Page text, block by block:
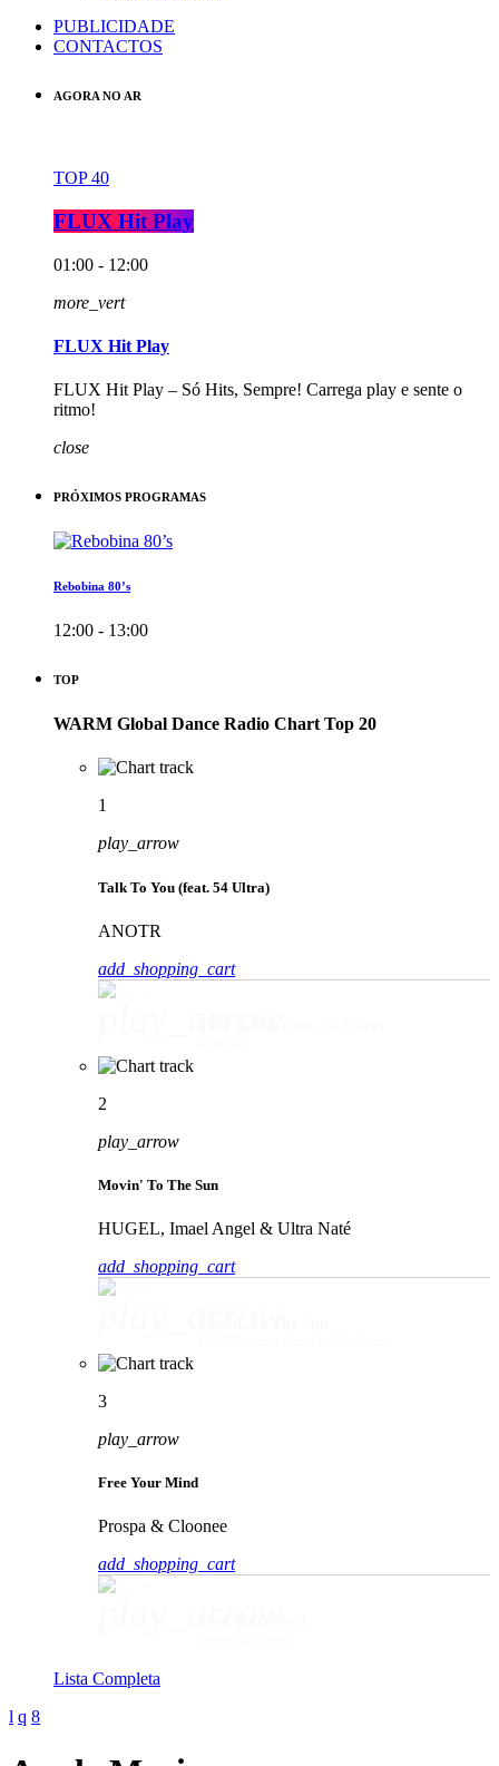
PUBLICIDADE
CONTACTOS
AGORA NO AR
TOP 40
FLUX Hit Play
01:00 - 12:00
more_vert
FLUX Hit Play
FLUX Hit Play – Só Hits, Sempre! Carrega play e sente o
ritmo!
close
PRÓXIMOS PROGRAMAS
Rebobina 80’s
12:00 - 13:00
TOP
WARM Global Dance Radio Chart Top 20
1
play_arrow
Talk To You (feat. 54 Ultra)
ANOTR
add_shopping_cart
2
play_arrow
Movin' To The Sun
HUGEL, Imael Angel & Ultra Naté
add_shopping_cart
3
play_arrow
Free Your Mind
Prospa & Cloonee
add_shopping_cart
Lista Completa